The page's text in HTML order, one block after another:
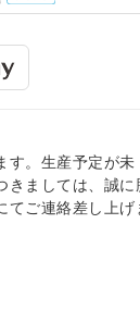
す。生産予定が未
きましては、誠に
てご連絡差し上げ